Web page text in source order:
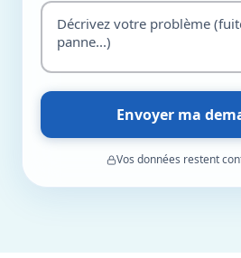
Envoyer ma
Vos données restent